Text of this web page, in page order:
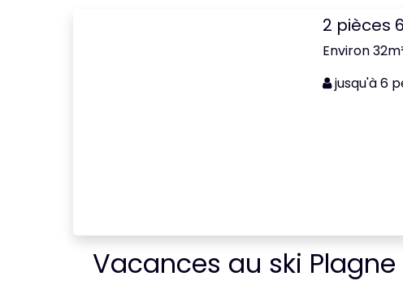
2 pièces
Environ
jusqu'à 6
Vacances au ski